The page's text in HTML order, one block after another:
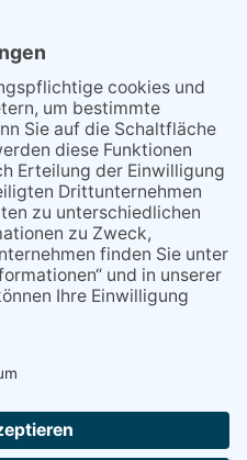
zu seinen
Hand-Shopping for
– mehr als ein
vor 40
für Kriftel bedeutete
OBEN